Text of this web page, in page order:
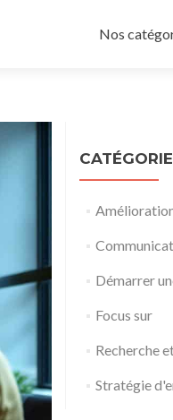
au
Nos
Démarrer
Focus sur
Recherche
Stratégie